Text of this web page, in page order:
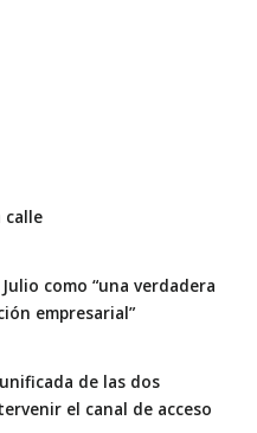
calle
como “una verdadera
empresarial”
de las dos
el canal de acceso